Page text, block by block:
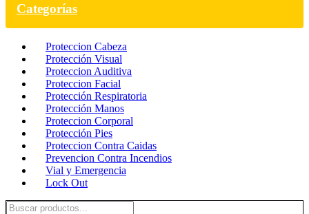
Categorías
Proteccion Cabeza
Protección Visual
Proteccion Auditiva
Proteccion Facial
Protección Respiratoria
Protección Manos
Proteccion Corporal
Protección Pies
Proteccion Contra Caidas
Prevencion Contra Incendios
Vial y Emergencia
Lock Out